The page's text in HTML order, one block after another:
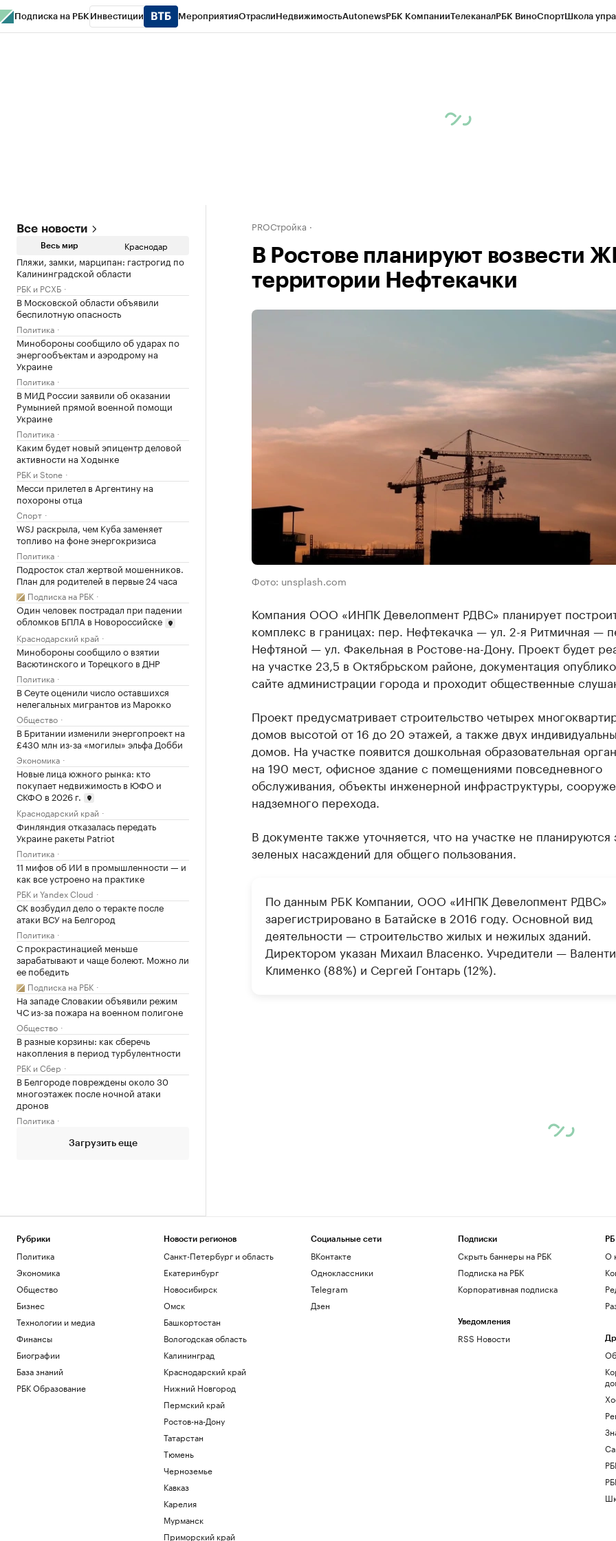
Подписка на РБК Инвестиции МероприятияОтраслиНедвижимостьAutonewsРБК КомпанииТелеканалРБК ВиноСпортШкола
Все новости
Весь мир Краснодар
Пляжи, замки, марципан: гастрогид по
Калининградской области
РБК и РСХБ
В Московской области объявили
беспилотную опасность
Политика
Минобороны сообщило об ударах по
энергообъектам и аэродрому на
Украине
Политика
В МИД России заявили об оказании
Румынией прямой военной помощи
Украине
Политика
Каким будет новый эпицентр деловой
активности на Ходынке
РБК и Stone
Месси прилетел в Аргентину на
похороны отца
Спорт
WSJ раскрыла, чем Куба заменяет
топливо на фоне энергокризиса
Политика
Подросток стал жертвой мошенников.
План для родителей в первые 24 часа
Подписка на РБК
Один человек пострадал при падении
обломков БПЛА в Новороссийске
Краснодарский край
Минобороны сообщило о взятии
Васютинского и Торецкого в ДНР
Политика
В Сеуте оценили число оставшихся
нелегальных мигрантов из Марокко
Общество
В Британии изменили энергопроект на
£430 млн из-за «могилы» эльфа Добби
Экономика
Новые лица южного рынка: кто
покупает недвижимость в ЮФО и
СКФО в 2026 г.
Краснодарский край
Финляндия отказалась передать
Украине ракеты Patriot
Политика
11 мифов об ИИ в промышленности — и
как все устроено на практике
РБК и Yandex Cloud
СК возбудил дело о теракте после
атаки ВСУ на Белгород
Политика
С прокрастинацией меньше
зарабатывают и чаще болеют. Можно ли
ее победить
Подписка на РБК
На западе Словакии объявили режим
ЧС из-за пожара на военном полигоне
Общество
В разные корзины: как сберечь
накопления в период турбулентности
РБК и Сбер
В Белгороде повреждены около 30
многоэтажек после ночной атаки
дронов
Политика
Загрузить еще
PROСтройка
В Ростове планируют возвести
территории Нефтекачки
Фото: unsplash.com
Компания ООО «ИНПК Девелопмент РДВС» планирует
комплекс в границах: пер. Нефтекачка — ул. 2-я Ритмичная —
Нефтяной — ул. Факельная в Ростове-на-Дону. Проект будет
на участке 23,5 в Октябрьском районе, документация
сайте администрации города и проходит общественные
Проект предусматривает строительство четырех
домов высотой от 16 до 20 этажей, а также двух
домов. На участке появится дошкольная образовательная
на 190 мест, офисное здание с помещениями повседневного
обслуживания, объекты инженерной инфраструктуры,
надземного перехода.
В документе также уточняется, что на участке не планируются
зеленых насаждений для общего пользования.
По данным РБК Компании, ООО «ИНПК Девелопмент РДВС»
зарегистрировано в Батайске в 2016 году. Основной вид
деятельности — строительство жилых и нежилых зданий.
Директором указан Михаил Власенко. Учредители —
Клименко (88%) и Сергей Гонтарь (12%).
Рубрики
Политика
Экономика
Общество
Бизнес
Технологии и медиа
Финансы
Биографии
База знаний
РБК Образование
Новости регионов
Санкт-Петербург и область
Екатеринбург
Новосибирск
Омск
Башкортостан
Вологодская область
Калининград
Краснодарский край
Нижний Новгород
Пермский край
Ростов-на-Дону
Татарстан
Тюмень
Черноземье
Кавказ
Карелия
Мурманск
Приморский край
Социальные сети
ВКонтакте
Одноклассники
Telegram
Дзен
Подписки
Скрыть баннеры на РБК
Подписка на РБК
Корпоративная подписка
Уведомления
RSS Новости
О